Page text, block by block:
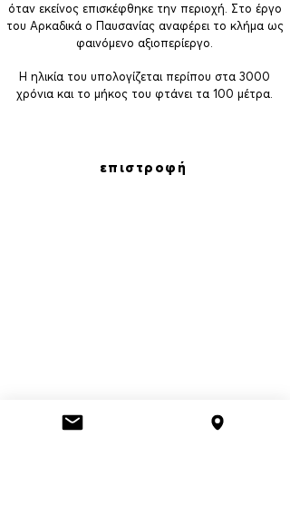
όταν εκείνος επισκέφθηκε την περιοχή. Στο έργο
του Αρκαδικά ο Παυσανίας αναφέρει το κλήμα ως
φαινόμενο αξιοπερίεργο.
Η ηλικία του υπολογίζεται περίπου στα 3000
χρόνια και το μήκος του φτάνει τα 100 μέτρα.
επιστροφή